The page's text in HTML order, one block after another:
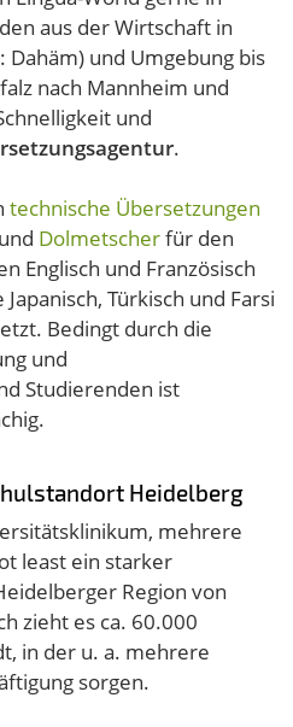
aus der Wirtschaft in
Dahäm) und Umgebung bis
nach Mannheim und
und
.
technische Übersetzungen
Dolmetscherfür den
Englisch und Französisch
Türkisch und Farsi
Bedingt durch die
und
Studierenden ist
Heidelberg
mehrere
least ein starker
Region von
zieht es ca. 60.000
in der u. a. mehrere
sorgen.